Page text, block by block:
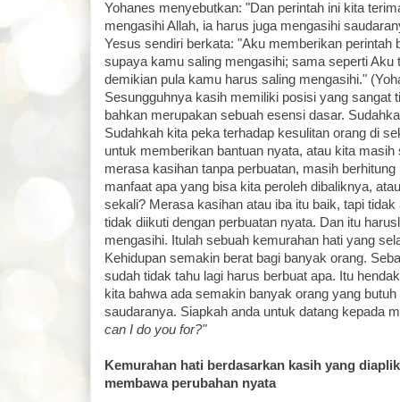
Yohanes menyebutkan: "Dan perintah ini kita
mengasihi Allah, ia harus juga mengasihi
Yesus sendiri berkata: "Aku memberikan perintah
supaya kamu saling mengasihi; sama seperti Aku
demikian pula kamu harus saling mengasihi."
Sesungguhnya kasih memiliki posisi yang sangat
bahkan merupakan sebuah esensi dasar.
Sudahkah kita peka terhadap kesulitan orang di
untuk memberikan bantuan nyata, atau kita
merasa kasihan tanpa perbuatan, masih
manfaat apa yang bisa kita peroleh dibaliknya,
sekali? Merasa kasihan atau iba itu baik, tapi
tidak diikuti dengan perbuatan nyata. Dan itu
mengasihi. Itulah sebuah kemurahan hati yang
Kehidupan semakin berat bagi banyak orang.
sudah tidak tahu lagi harus berbuat apa. Itu
kita bahwa ada semakin banyak orang yang
saudaranya. Siapkah anda untuk datang kepada
can I do you for?"
Kemurahan hati berdasarkan kasih yang
membawa perubahan nyata